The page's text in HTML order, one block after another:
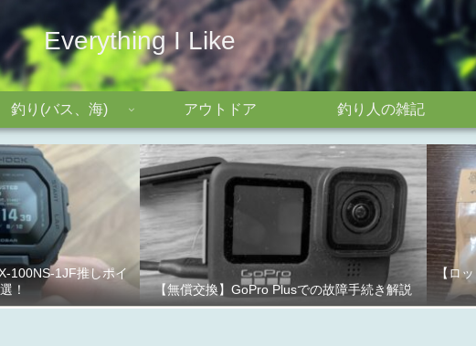
Everything I Like
釣り(バス、海) アウトドア 釣り人の雑記
100NS-1JF推しポイ
！
【無償交換】GoPro Plusでの故障手続き解説
【ロ